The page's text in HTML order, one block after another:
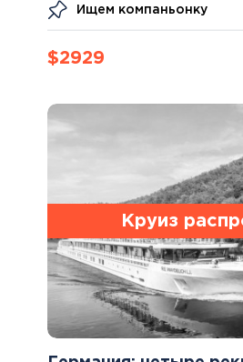
Ищем компаньонку
$2929
Круиз